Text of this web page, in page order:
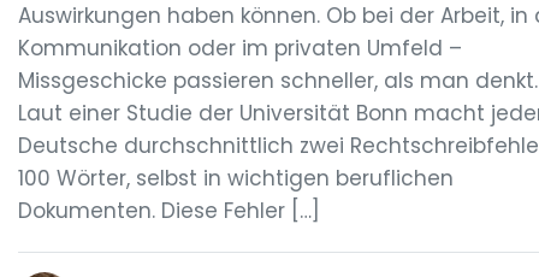
Auswirkungen haben können. Ob bei der Arbeit, in
Kommunikation oder im privaten Umfeld –
Missgeschicke passieren schneller, als man denkt.
Laut einer Studie der Universität Bonn macht
Deutsche durchschnittlich zwei
100 Wörter, selbst in wichtigen beruflichen
Dokumenten. Diese Fehler […]